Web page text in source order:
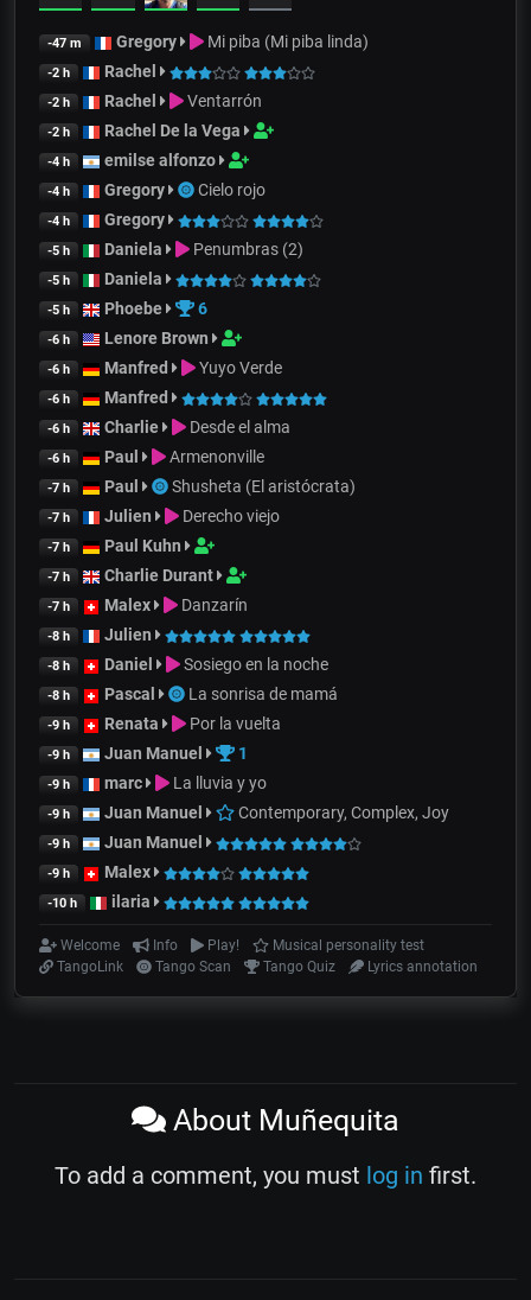
-47 m Gregory Mi piba (Mi piba linda)
-2 h Rachel
-2 h Rachel Ventarrón
-2 h Rachel De la Vega
-4 h emilse alfonzo
-4 h Gregory Cielo rojo
-4 h Gregory
-5 h Daniela Penumbras (2)
-5 h Daniela
-5 h Phoebe 6
-6 h Lenore Brown
-6 h Manfred Yuyo Verde
-6 h Manfred
-6 h Charlie Desde el alma
-6 h Paul Armenonville
-7 h Paul Shusheta (El aristócrata)
-7 h Julien Derecho viejo
-7 h Paul Kuhn
-7 h Charlie Durant
-7 h Malex Danzarín
-8 h Julien
-8 h Daniel Sosiego en la noche
-8 h Pascal La sonrisa de mamá
-9 h Renata Por la vuelta
-9 h Juan Manuel 1
-9 h marc La lluvia y yo
-9 h Juan Manuel Contemporary, Complex, Joy
-9 h Juan Manuel
-9 h Malex
-10 h ilaria
Welcome Info Play!
Musical personality test
TangoLink
Tango Scan Tango Quiz Lyrics annotation
About Muñequita
To add a comment, you must log in first.